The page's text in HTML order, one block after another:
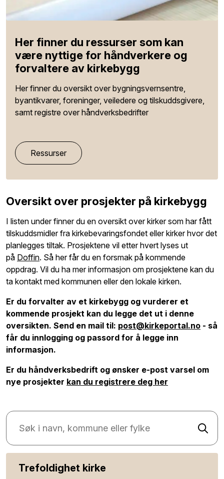
Her finner du ressurser som kan
være nyttige for håndverkere og
forvaltere av kirkebygg
Her finner du oversikt over bygningsvernsentre,
byantikvarer, foreninger, veiledere og tilskuddsgivere,
samt registre over håndverksbedrifter
Ressurser
Oversikt over prosjekter på kirkebygg
I listen under finner du en oversikt over kirker som har fått
tilskuddsmidler fra kirkebevaringsfondet eller kirker hvor det
planlegges tiltak. Prosjektene vil etter hvert lyses ut
på Doffin. Så her får du en forsmak på kommende
oppdrag. Vil du ha mer informasjon om prosjektene kan du
ta kontakt med kommunen eller den lokale kirken.
Er du forvalter av et kirkebygg og vurderer et
kommende prosjekt kan du legge det ut i denne
oversikten. Send en mail til: post@kirkeportal.no - så
får du innlogging og passord for å legge inn
informasjon.
Er du håndverksbedrift og ønsker e-post varsel om
nye prosjekter kan du registrere deg her
Trefoldighet kirke